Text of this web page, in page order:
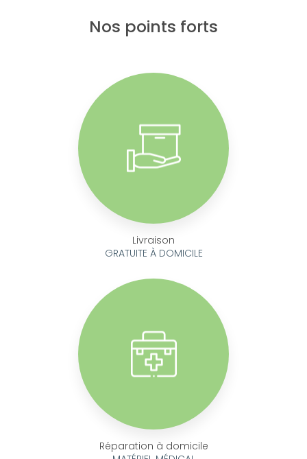
Nos points forts
Livraison
GRATUITE À DOMICILE
Réparation à domicile